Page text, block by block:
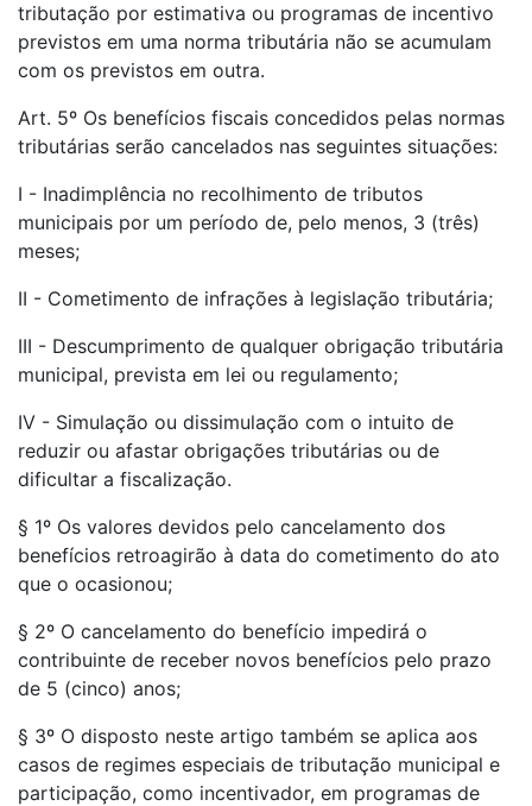
tributação por estimativa ou programas de incentivo
previstos em uma norma tributária não se acumulam
com os previstos em outra.
Art. 5º Os benefícios fiscais concedidos pelas normas
tributárias serão cancelados nas seguintes situações:
I - Inadimplência no recolhimento de tributos
municipais por um período de, pelo menos, 3 (três)
meses;
II - Cometimento de infrações à legislação tributária;
III - Descumprimento de qualquer obrigação tributária
municipal, prevista em lei ou regulamento;
IV - Simulação ou dissimulação com o intuito de
reduzir ou afastar obrigações tributárias ou de
dificultar a fiscalização.
§ 1º Os valores devidos pelo cancelamento dos
benefícios retroagirão à data do cometimento do ato
que o ocasionou;
§ 2º O cancelamento do benefício impedirá o
contribuinte de receber novos benefícios pelo prazo
de 5 (cinco) anos;
§ 3º O disposto neste artigo também se aplica aos
casos de regimes especiais de tributação municipal e
participação, como incentivador, em programas de